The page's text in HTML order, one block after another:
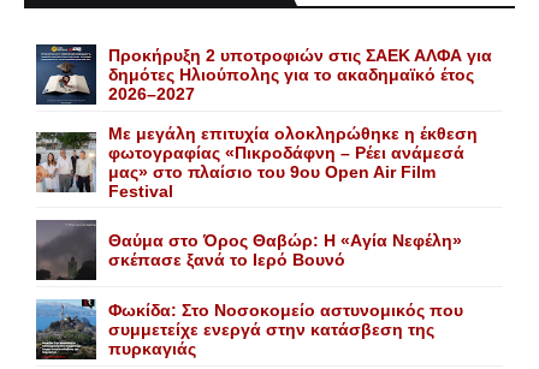
Προκήρυξη 2 υποτροφιών στις ΣΑΕΚ ΑΛΦΑ για
δημότες Ηλιούπολης για το ακαδημαϊκό έτος
2026–2027
Με μεγάλη επιτυχία ολοκληρώθηκε η έκθεση
φωτογραφίας «Πικροδάφνη – Ρέει ανάμεσά
μας» στο πλαίσιο του 9ου Open Air Film
Festival
Θαύμα στο Όρος Θαβώρ: H «Aγία Nεφέλη»
σκέπασε ξανά το Iερό Bουνό
Φωκίδα: Στο Νοσοκομείο αστυνομικός που
συμμετείχε ενεργά στην κατάσβεση της
πυρκαγιάς